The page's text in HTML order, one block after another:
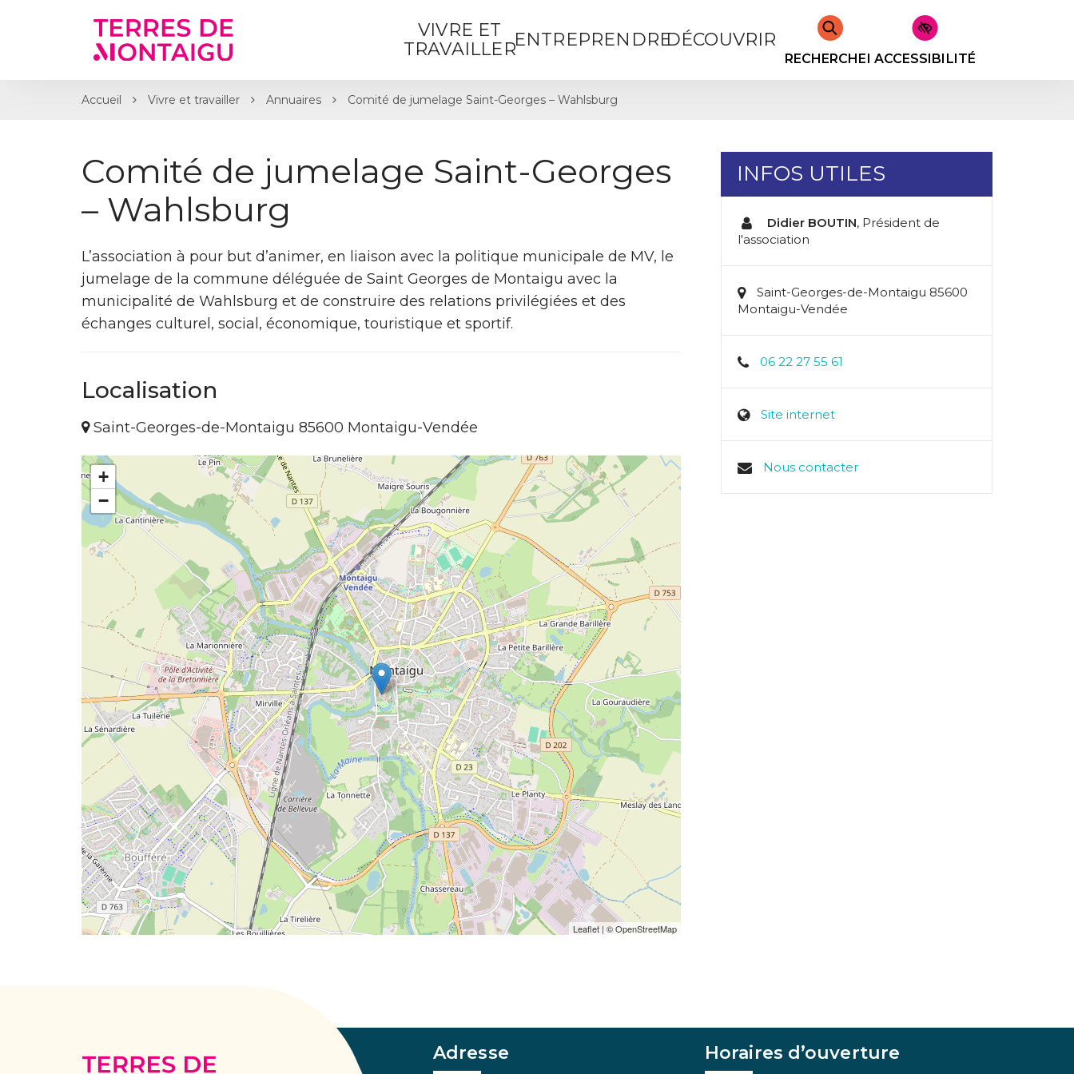
VIVRE ET
TRAVAILLERENTREPRENDREDÉCOUVRIR
RECHERCHERACCESSIBILITÉ
Accueil Vivre et travailler Annuaires Comité de jumelage Saint-Georges – Wahlsburg
Comité de jumelage Saint-Georges
– Wahlsburg
L’association à pour but d’animer, en liaison avec la politique municipale de MV, le
jumelage de la commune déléguée de Saint Georges de Montaigu avec la
municipalité de Wahlsburg et de construire des relations privilégiées et des
échanges culturel, social, économique, touristique et sportif.
Localisation
Saint-Georges-de-Montaigu 85600 Montaigu-Vendée
+
−
Leaflet | ©OpenStreetMap
INFOS UTILES
Didier BOUTIN, Président de
l'association
Saint-Georges-de-Montaigu 85600
Montaigu-Vendée
06 22 27 55 61
Site internet
Nous contacter
Adresse Horaires d’ouverture